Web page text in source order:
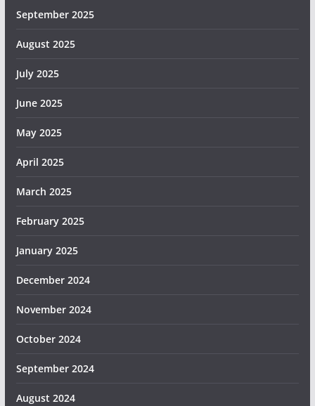
September 2025
August 2025
July 2025
June 2025
May 2025
April 2025
March 2025
February 2025
January 2025
December 2024
November 2024
October 2024
September 2024
August 2024